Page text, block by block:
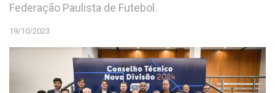
Federação Paulista de Futebol.
19/10/2023